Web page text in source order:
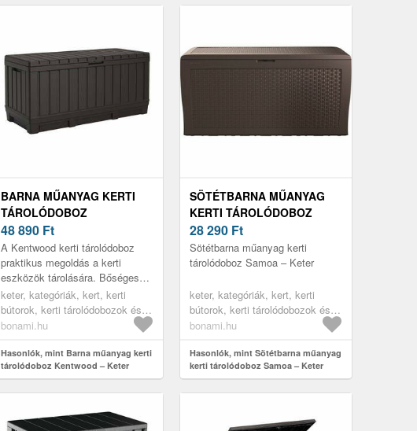
BARNA MŰANYAG KERTI
TÁROLÓDOBOZ
KENTWOOD – KETER
48 890 Ft
A Kentwood kerti tárolódoboz
praktikus megoldás a kerti
eszközök tárolására. Bőséges
helyet kínál a különböző tárgyak
tárolására, miközben kényelme...
keter, kategóriák, kert, kerti
bútorok, kerti tárolódobozok és
szekrények, kerti dobozok
bonami.hu
Hasonlók, mint Barna műanyag kerti
tárolódoboz Kentwood – Keter
SÖTÉTBARNA MŰANYAG
KERTI TÁROLÓDOBOZ
SAMOA – KETER
28 290 Ft
Sötétbarna műanyag kerti
tárolódoboz Samoa – Keter
keter, kategóriák, kert, kerti
bútorok, kerti tárolódobozok és
szekrények, kerti dobozok
bonami.hu
Hasonlók, mint Sötétbarna műanyag
kerti tárolódoboz Samoa – Keter